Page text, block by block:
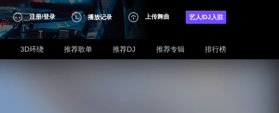
注册/登录 播放记录 上传舞曲 艺人/DJ入驻
3D环绕 推荐歌单 推荐DJ 推荐专辑 排行榜